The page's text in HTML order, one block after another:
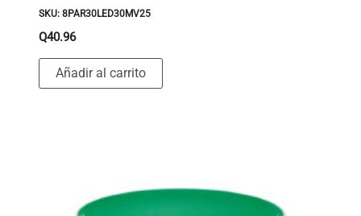
SKU: 8PAR30LED30MV25
Q40.96
Añadir al carrito